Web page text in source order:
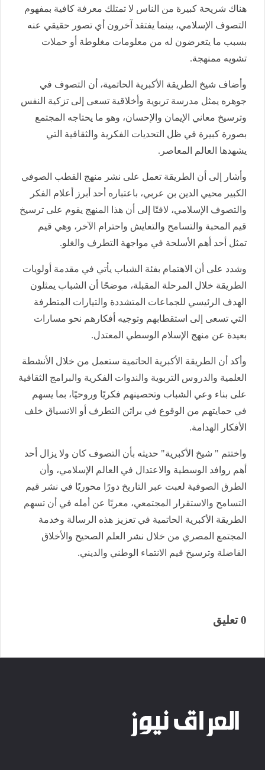
هناك شريحة كبيرة من الناس لا تمتلك معرفة كافية بمفهوم
التصوف الإسلامي، بينما يفتقد آخرون أي تصور حقيقي عنه
بسبب ما يتعرضون له من معلومات مغلوطة أو حملات
تشويه ممنهجة.
وأضاف شيخ الطريقة الأكبرية الحاتمية، أن التصوف في
جوهره يمثل مدرسة تربوية وأخلاقية تسعى إلى تزكية النفس
وترسيخ معاني الإيمان والإحسان، وهو ما يحتاجه المجتمع
بصورة كبيرة في ظل التحديات الفكرية والثقافية التي
يشهدها العالم المعاصر.
وأشار إلى أن الطريقة تعمل على نشر منهج القطب الصوفي
الكبير محيي الدين بن عربي، باعتباره أحد أبرز أعلام الفكر
والتصوف الإسلامي، لافتًا إلى أن هذا المنهج يقوم على ترسيخ
قيم المحبة والتسامح والتعايش واحترام الآخر، وهي قيم
تمثل أحد أهم الأسلحة في مواجهة التطرف والغلو.
وشدد على أن الاهتمام بفئة الشباب يأتي في مقدمة أولويات
الطريقة خلال المرحلة المقبلة، موضحًا أن الشباب يمثلون
الهدف الرئيسي للجماعات المتشددة والتيارات المتطرفة
التي تسعى إلى استقطابهم وتوجيه أفكارهم نحو مسارات
بعيدة عن منهج الإسلام الوسطي المعتدل.
وأكد أن الطريقة الأكبرية الحاتمية ستعمل من خلال الأنشطة
العلمية والدروس التربوية والندوات الفكرية والبرامج الثقافية
على بناء وعي الشباب وتحصينهم فكريًا وروحيًا، بما يسهم
في حمايتهم من الوقوع في براثن التطرف أو الانسياق خلف
الأفكار الهدامة.
واختتم " شيخ الأكبرية" حديثه بأن التصوف كان ولا يزال أحد
أهم روافد الوسطية والاعتدال في العالم الإسلامي، وأن
الطرق الصوفية لعبت عبر التاريخ دورًا محوريًا في نشر قيم
التسامح والاستقرار المجتمعي، معربًا عن أمله في أن تسهم
الطريقة الأكبرية الحاتمية في تعزيز هذه الرسالة وخدمة
المجتمع المصري من خلال نشر العلم الصحيح والأخلاق
الفاضلة وترسيخ قيم الانتماء الوطني والديني.
0 تعليق